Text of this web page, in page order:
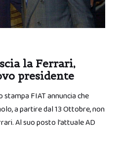
la Ferrari,
presidente
FIAT annuncia che
a partire dal 13 Ottobre, non
Al suo posto l’attuale AD